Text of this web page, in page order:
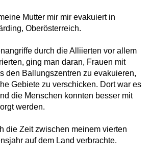
Mutter mir mir evakuiert in
Oberösterreich.
durch die Alliierten vor allem
ging man daran, Frauen mit
den Ballungszentren zu evakuieren,
Gebiete zu verschicken. Dort war es
die Menschen konnten besser mit
werden.
die Zeit zwischen meinem vierten
auf dem Land verbrachte.